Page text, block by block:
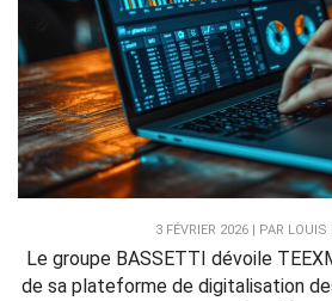
3 FÉVRIER 2026 | PAR LOUIS
Le groupe BASSETTI dévoile
de sa plateforme de digitalisation